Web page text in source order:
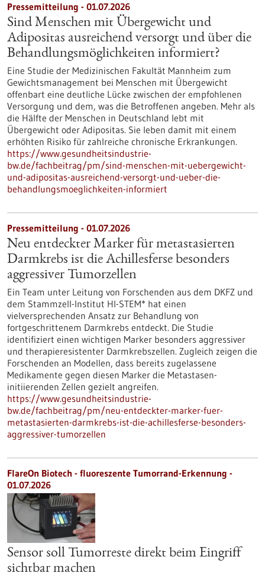
Pressemitteilung - 01.07.2026
Sind Menschen mit Übergewicht und
Adipositas ausreichend versorgt und über die
Behandlungsmöglichkeiten informiert?
Eine Studie der Medizinischen Fakultät Mannheim zum
Gewichtsmanagement bei Menschen mit Übergewicht
offenbart eine deutliche Lücke zwischen der empfohlenen
Versorgung und dem, was die Betroffenen angeben. Mehr als
die Hälfte der Menschen in Deutschland lebt mit
Übergewicht oder Adipositas. Sie leben damit mit einem
erhöhten Risiko für zahlreiche chronische Erkrankungen.
https://www.gesundheitsindustrie-
bw.de/fachbeitrag/pm/sind-menschen-mit-uebergewicht-
und-adipositas-ausreichend-versorgt-und-ueber-die-
behandlungsmoeglichkeiten-informiert
Pressemitteilung - 01.07.2026
Neu entdeckter Marker für metastasierten
Darmkrebs ist die Achillesferse besonders
aggressiver Tumorzellen
Ein Team unter Leitung von Forschenden aus dem DKFZ und
dem Stammzell-Institut HI-STEM* hat einen
vielversprechenden Ansatz zur Behandlung von
fortgeschrittenem Darmkrebs entdeckt. Die Studie
identifiziert einen wichtigen Marker besonders aggressiver
und therapieresistenter Darmkrebszellen. Zugleich zeigen die
Forschenden an Modellen, dass bereits zugelassene
Medikamente gegen diesen Marker die Metastasen-
initiierenden Zellen gezielt angreifen.
https://www.gesundheitsindustrie-
bw.de/fachbeitrag/pm/neu-entdeckter-marker-fuer-
metastasierten-darmkrebs-ist-die-achillesferse-besonders-
aggressiver-tumorzellen
FlareOn Biotech - fluoreszente Tumorrand-Erkennung -
01.07.2026
Sensor soll Tumorreste direkt beim Eingriff
sichtbar machen